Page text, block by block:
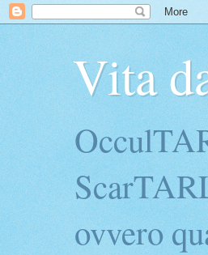
Vita
ovvero